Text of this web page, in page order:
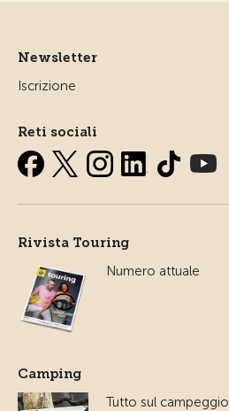
Newsletter
Iscrizione
Reti sociali
Rivista Touring
Numero attuale
Camping
Tutto sul campeggio